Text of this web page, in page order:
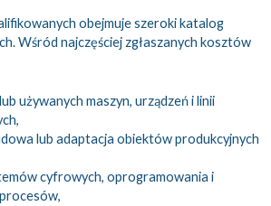
obejmuje szeroki katalog
Wśród najczęściej zgłaszanych kosztów
używanych maszyn, urządzeń i linii
lub adaptacja obiektów produkcyjnych
cyfrowych, oprogramowania i